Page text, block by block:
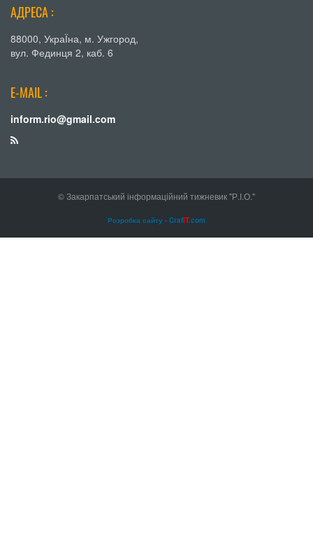
АДРЕСА :
88000, УкраЇна, м. Ужгород,
вул. Фединця 2, каб. 6
E-MAIL :
inform.rio@gmail.com
© Закарпатський інформаційний тижневик "Р.І.О."
Розробка сайту - CrafIT.com